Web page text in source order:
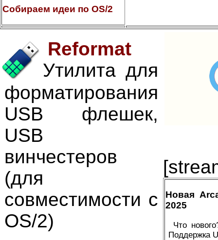
Собираем идеи по OS/2
Reformat
Утилита для
форматирования
USB флешек,
USB
винчестеров
(для
совместимости с
OS/2)
Новая
2025
Что
Поддержка